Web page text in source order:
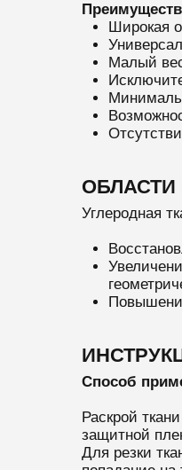
Широкая
Малый
Углеродная
Способ
Раскрой
защитной
Для резки